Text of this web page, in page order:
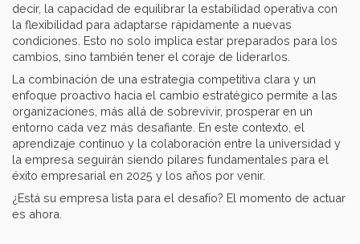
decir, la capacidad de equilibrar la estabilidad operativa con
la flexibilidad para adaptarse rápidamente a nuevas
condiciones. Esto no solo implica estar preparados para los
cambios, sino también tener el coraje de liderarlos.
La combinación de una estrategia competitiva clara y un
enfoque proactivo hacia el cambio estratégico permite a las
organizaciones, más allá de sobrevivir, prosperar en un
entorno cada vez más desafiante. En este contexto, el
aprendizaje continuo y la colaboración entre la universidad y
la empresa seguirán siendo pilares fundamentales para el
éxito empresarial en 2025 y los años por venir.
¿Está su empresa lista para el desafío? El momento de actuar
es ahora.